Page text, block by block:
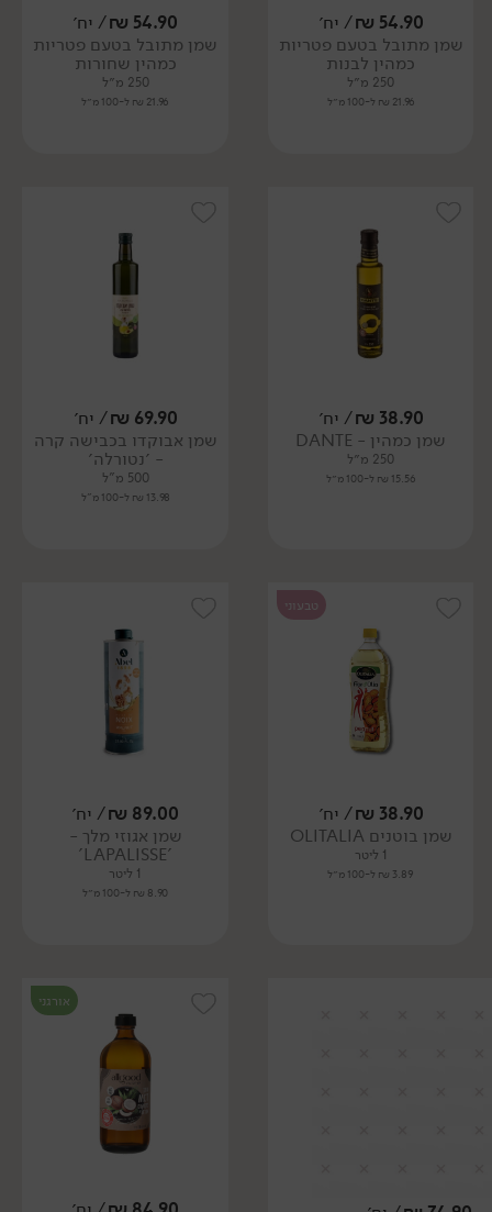
54.90
₪/ יח׳
שמן מתובל בטעם פטריות
כמהין לבנות
250 מ״ל
21.96 ₪ ל-100 מ״ל
54.90
₪/ יח׳
שמן מתובל בטעם פטריות
כמהין שחורות
250 מ״ל
21.96 ₪ ל-100 מ״ל
38.90
₪/ יח׳
שמן כמהין - DANTE
250 מ״ל
15.56 ₪ ל-100 מ״ל
69.90
₪/ יח׳
שמן אבוקדו בכבישה קרה
- ׳נטורלה׳
500 מ"ל
13.98 ₪ ל-100 מ"ל
טבעוני
38.90
₪/ יח׳
שמן בוטנים OLITALIA
1 ליטר
3.89 ₪ ל-100 מ״ל
89.00
₪/ יח׳
שמן אגוזי מלך -
'LAPALISSE'
1 ליטר
8.90 ₪ ל-100 מ״ל
אורגני